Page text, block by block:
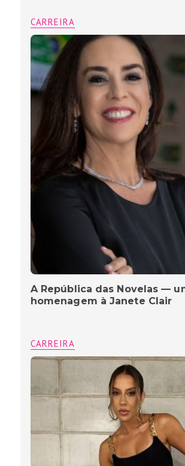
CARREIRA
A República das Novelas —
homenagem à Janete Clair
CARREIRA